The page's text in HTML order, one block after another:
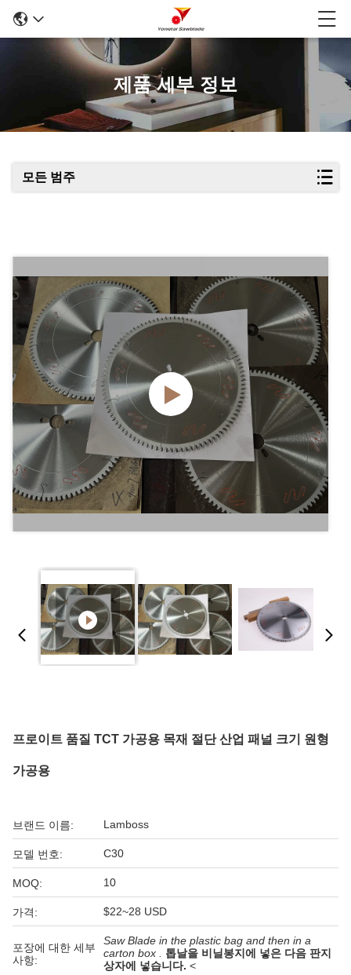
제품 세부 정보
모든 범주
프로이트 품질 TCT 가공용 목재 절단 산업 패널 크기 원형
가공용
브랜드 이름: Lamboss
모델 번호: C30
MOQ: 10
가격: $22~28 USD
포장에 대한 세부
사항:
Saw Blade in the plastic bag and then in a
carton box .
톱날을 비닐봉지에 넣은 다음 판지
상자에 넣습니다. <